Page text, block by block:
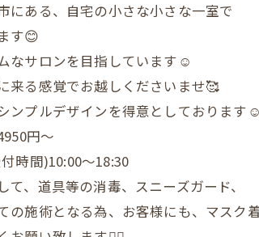
にある、自宅の小さな小さな一室で
す😊
なサロンを目指しています☺️
来る感覚でお越しくださいませ🥰
ンプルデザインを得意としております☺️
円〜
時間)10:00〜18:30
て、道具等の消毒、スニーズガード、
の施術となる為、お客様にも、マスク